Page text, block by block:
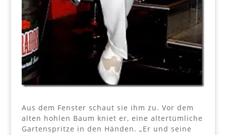
Aus dem Fenster schaut sie ihm zu. Vor dem
alten hohlen Baum kniet er, eine altertümliche
Gartenspritze in den Händen. „Er und seine